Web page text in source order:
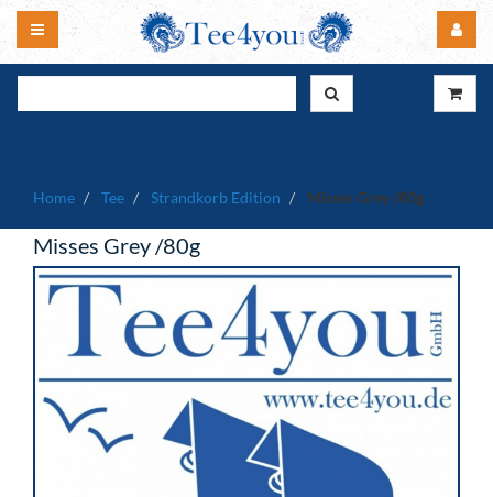
Home Tee Strandkorb Edition Misses Grey /80g
Misses Grey /80g